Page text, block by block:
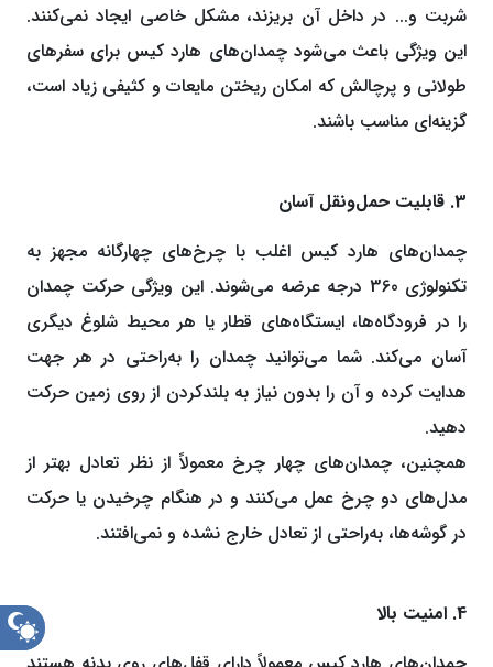
شربت و... در داخل آن بریزند، مشکل خاصی ایجاد نمی‌کنند.
این ویژگی باعث می‌شود چمدان‌های هارد کیس برای سفرهای
طولانی و پرچالش که امکان ریختن مایعات و کثیفی زیاد است،
گزینه‌ای مناسب باشند.
3. قابلیت حمل‌و‌نقل آسان
چمدان‌های هارد کیس اغلب با چرخ‌های چهارگانه مجهز به
تکنولوژی 360 درجه عرضه می‌شوند. این ویژگی حرکت چمدان
را در فرودگاه‌ها، ایستگاه‌های قطار یا هر محیط شلوغ دیگری
آسان‌ می‌کند. شما می‌توانید چمدان را به‌راحتی در هر جهت
هدایت کرده و آن را بدون نیاز به بلندکردن از روی زمین حرکت
دهید.
همچنین، چمدان‌های چهار چرخ معمولاً از نظر تعادل بهتر از
مدل‌های دو چرخ عمل می‌کنند و در هنگام چرخیدن یا حرکت
در گوشه‌ها، به‌راحتی از تعادل خارج نشده و نمی‌افتند.
4. امنیت بالا
حالت
شب